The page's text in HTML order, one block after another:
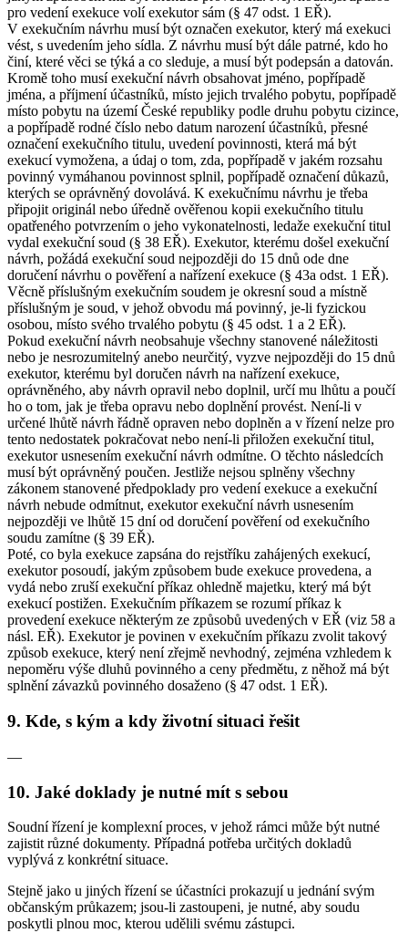
pro vedení exekuce volí exekutor sám (§ 47 odst. 1 EŘ).
V exekučním návrhu musí být označen exekutor, který má exekuci
vést, s uvedením jeho sídla. Z návrhu musí být dále patrné, kdo ho
činí, které věci se týká a co sleduje, a musí být podepsán a datován.
Kromě toho musí exekuční návrh obsahovat jméno, popřípadě
jména, a příjmení účastníků, místo jejich trvalého pobytu, popřípadě
místo pobytu na území České republiky podle druhu pobytu cizince,
a popřípadě rodné číslo nebo datum narození účastníků, přesné
označení exekučního titulu, uvedení povinnosti, která má být
exekucí vymožena, a údaj o tom, zda, popřípadě v jakém rozsahu
povinný vymáhanou povinnost splnil, popřípadě označení důkazů,
kterých se oprávněný dovolává. K exekučnímu návrhu je třeba
připojit originál nebo úředně ověřenou kopii exekučního titulu
opatřeného potvrzením o jeho vykonatelnosti, ledaže exekuční titul
vydal exekuční soud (§ 38 EŘ). Exekutor, kterému došel exekuční
návrh, požádá exekuční soud nejpozději do 15 dnů ode dne
doručení návrhu o pověření a nařízení exekuce (§ 43a odst. 1 EŘ).
Věcně příslušným exekučním soudem je okresní soud a místně
příslušným je soud, v jehož obvodu má povinný, je-li fyzickou
osobou, místo svého trvalého pobytu (§ 45 odst. 1 a 2 EŘ).
Pokud exekuční návrh neobsahuje všechny stanovené náležitosti
nebo je nesrozumitelný anebo neurčitý, vyzve nejpozději do 15 dnů
exekutor, kterému byl doručen návrh na nařízení exekuce,
oprávněného, aby návrh opravil nebo doplnil, určí mu lhůtu a poučí
ho o tom, jak je třeba opravu nebo doplnění provést. Není-li v
určené lhůtě návrh řádně opraven nebo doplněn a v řízení nelze pro
tento nedostatek pokračovat nebo není-li přiložen exekuční titul,
exekutor usnesením exekuční návrh odmítne. O těchto následcích
musí být oprávněný poučen. Jestliže nejsou splněny všechny
zákonem stanovené předpoklady pro vedení exekuce a exekuční
návrh nebude odmítnut, exekutor exekuční návrh usnesením
nejpozději ve lhůtě 15 dní od doručení pověření od exekučního
soudu zamítne (§ 39 EŘ).
Poté, co byla exekuce zapsána do rejstříku zahájených exekucí,
exekutor posoudí, jakým způsobem bude exekuce provedena, a
vydá nebo zruší exekuční příkaz ohledně majetku, který má být
exekucí postižen. Exekučním příkazem se rozumí příkaz k
provedení exekuce některým ze způsobů uvedených v EŘ (viz 58 a
násl. EŘ). Exekutor je povinen v exekučním příkazu zvolit takový
způsob exekuce, který není zřejmě nevhodný, zejména vzhledem k
nepoměru výše dluhů povinného a ceny předmětu, z něhož má být
splnění závazků povinného dosaženo (§ 47 odst. 1 EŘ).
9. Kde, s kým a kdy životní situaci řešit
—
10. Jaké doklady je nutné mít s sebou
Soudní řízení je komplexní proces, v jehož rámci může být nutné
zajistit různé dokumenty. Případná potřeba určitých dokladů
vyplývá z konkrétní situace.
Stejně jako u jiných řízení se účastníci prokazují u jednání svým
občanským průkazem; jsou-li zastoupeni, je nutné, aby soudu
poskytli plnou moc, kterou udělili svému zástupci.